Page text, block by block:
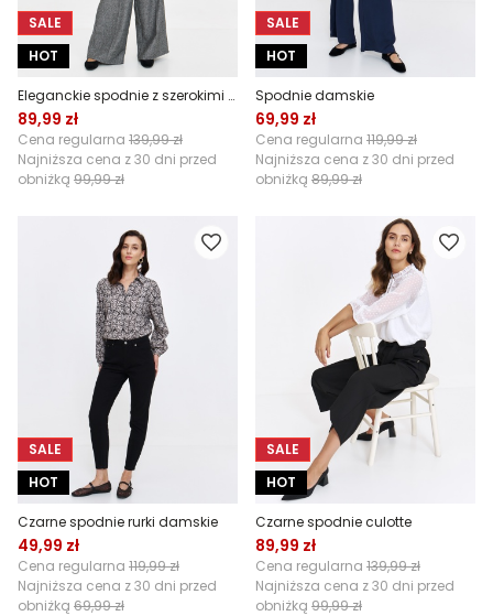
SALE
HOT
Eleganckie spodnie z szerokimi nogawkami z tkaniny w jodełkę
89,99 zł
Cena regularna 139,99 zł
Najniższa cena z 30 dni przed
obniżką 99,99 zł
SALE
HOT
Spodnie damskie
69,99 zł
Cena regularna 119,99 zł
Najniższa cena z 30 dni przed
obniżką 89,99 zł
SALE
HOT
Czarne spodnie rurki damskie
49,99 zł
Cena regularna 119,99 zł
Najniższa cena z 30 dni przed
obniżką 69,99 zł
SALE
HOT
Czarne spodnie culotte
89,99 zł
Cena regularna 139,99 zł
Najniższa cena z 30 dni przed
obniżką 99,99 zł